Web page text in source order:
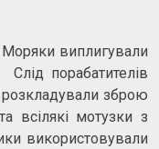
Моряки виплигували
порабатителів
зброю
всілякі мотузки з
використовували